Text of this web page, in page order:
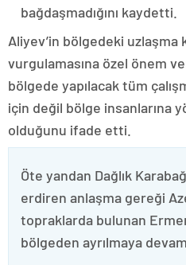
bağdaşmadığını kaydetti.
Aliyev’in bölgedeki uzlaşma
vurgulamasına özel önem
bölgede yapılacak tüm
için değil bölge insanlarına
olduğunu ifade etti.
Öte yandan Dağlık
erdiren anlaşma gereği
topraklarda bulunan
bölgeden ayrılmaya